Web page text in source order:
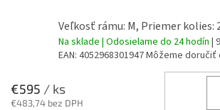
Veľkosť rámu: M, Priemer kolies:
Na sklade | Odosielame do 24 hodín |
EAN: 4052968301947Môžeme doručiť
€595 / ks
€483,74 bez DPH